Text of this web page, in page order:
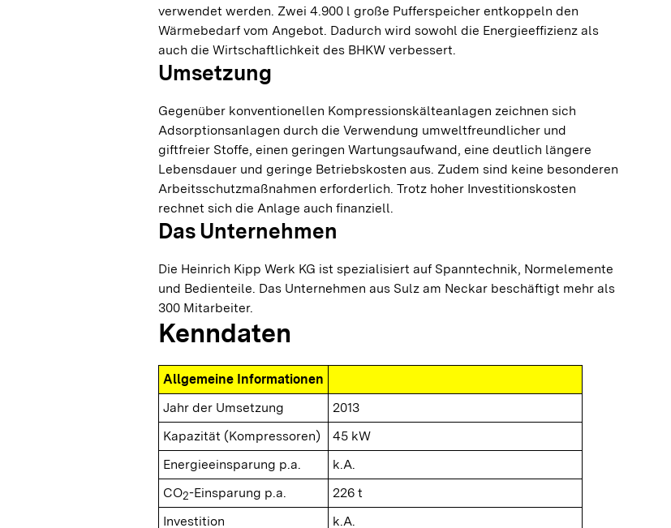
verwendet werden. Zwei 4.900 l große Pufferspeicher entkoppeln den
Wärmebedarf vom Angebot. Dadurch wird sowohl die Energieeffizienz als
auch die Wirtschaftlichkeit des BHKW verbessert.
Umsetzung
Gegenüber konventionellen Kompressionskälteanlagen zeichnen sich
Adsorptionsanlagen durch die Verwendung umweltfreundlicher und
giftfreier Stoffe, einen geringen Wartungsaufwand, eine deutlich längere
Lebensdauer und geringe Betriebskosten aus. Zudem sind keine besonderen
Arbeitsschutzmaßnahmen erforderlich. Trotz hoher Investitionskosten
rechnet sich die Anlage auch finanziell.
Das Unternehmen
Die Heinrich Kipp Werk KG ist spezialisiert auf Spanntechnik, Normelemente
und Bedienteile. Das Unternehmen aus Sulz am Neckar beschäftigt mehr als
300 Mitarbeiter.
Kenndaten
Allgemeine Informationen
Jahr der Umsetzung
2013
Kapazität (Kompressoren)
45 kW
Energieeinsparung p.a.
k.A.
CO2-Einsparung p.a.
226 t
Investition
k.A.